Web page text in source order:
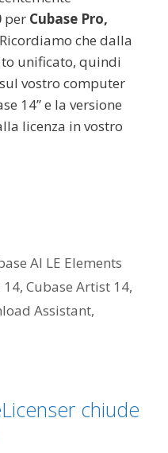
per Cubase Pro,
che dalla
unificato, quindi
vostro computer
14” e la versione
licenza in vostro
AI LE Elements
14, Cubase Artist 14,
Assistant,
chiude